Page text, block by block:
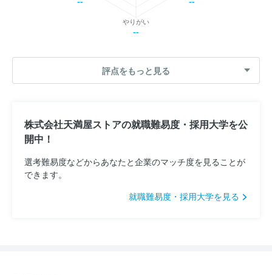
やりがい
--
評点をもっと見る
株式会社天満屋ストアの就職難易度・採用大学を公
開中！
選考難易度などからあなたと企業のマッチ度を見ることが
できます。
就職難易度・採用大学を見る